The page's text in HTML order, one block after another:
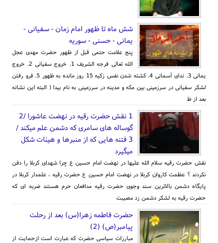
شش ماه تا ظهور امام زمان - سفیانی -
یمانی - حسنی - سوریه
پنج علامت حتمی قبل از ظهور حضرت مهدی عجل
الله تعالی فرجه الشریف 1. خروج سفیانی 2. خروج
یمانی 3. ندای آسمانی 4. کشته شدن نفس زکیه 15 روز مانده به ظهور 5. فرو رفتن
لشکر سفیانی در سرزمینی بین مکه و مدینه در سرزمینی به نام بیدا ( البته این نشانه
بعد از ظ
1 نقش حضرت رقیه در نهضت عاشورا /2
گوساله های سامری که دشمن علم میکند /
3 فتنه هایی که از منبرها و هیئات شکل
میگیرد
نقش حضرت رقیه سلام الله علیها در نهضت امام حسین ع چرا شهدای کربلا را دفن
نکردند ؟ عظمت کاروان کربلا در نهضت امام حسین ع حضرت رقیه ، علمدار کربلا در
پایگاه دشمن بالاترین سند وجوی حضرت رقیه مدافعان حرم هستند ضربه ای که
حضرت رقیه به لشکر دشمن زد مصیبت
حضرت فاطمه زهرا(س) بعد از رحلت
پیامبر(ص) (2)
مبارزات سیاسی حضرت که عبارت است ازحمایت از